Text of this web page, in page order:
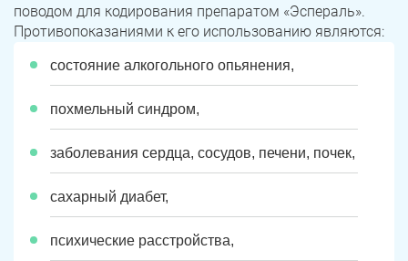
поводом для кодирования препаратом «Эспераль».
Противопоказаниями к его использованию являются:
состояние алкогольного опьянения,
похмельный синдром,
заболевания сердца, сосудов, печени, почек,
сахарный диабет,
психические расстройства,